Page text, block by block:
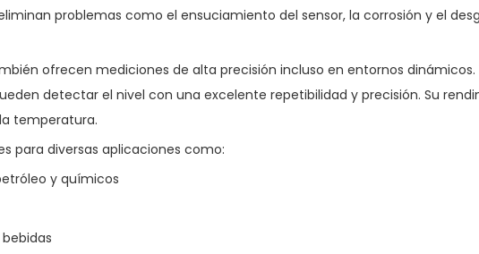
problemas como el ensuciamiento del sensor, la corrosión y el
ofrecen mediciones de alta precisión incluso en entornos
detectar el nivel con una excelente repetibilidad y precisión. Su
temperatura.
para diversas aplicaciones como:
y químicos